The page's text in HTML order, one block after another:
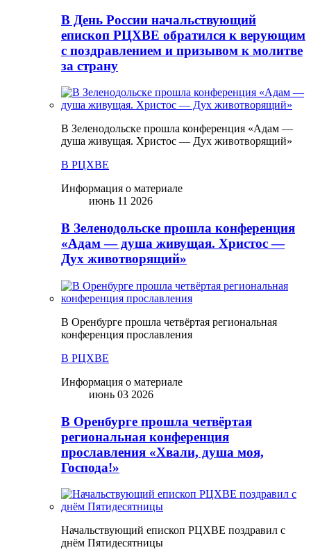
В День России начальствующий
епископ РЦХВЕ обратился к верующим
с поздравлением и призывом к молитве
за страну
В Зеленодольске прошла конференция «Адам —
душа живущая. Христос — Дух животворящий»
В РЦХВЕ
Информация о материале
июнь 11 2026
В Зеленодольске прошла конференция
«Адам — душа живущая. Христос —
Дух животворящий»
В Оренбурге прошла четвёртая региональная
конференция прославления
В РЦХВЕ
Информация о материале
июнь 03 2026
В Оренбурге прошла четвёртая
региональная конференция
прославления «Хвали, душа моя,
Господа!»
Начальствующий епископ РЦХВЕ поздравил с
днём Пятидесятницы